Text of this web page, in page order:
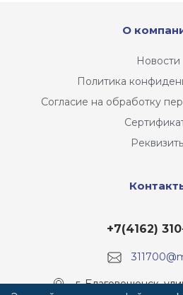
О
Новости
Политика
Согласие на обработку
+7(4162)
г. Благовещенск,